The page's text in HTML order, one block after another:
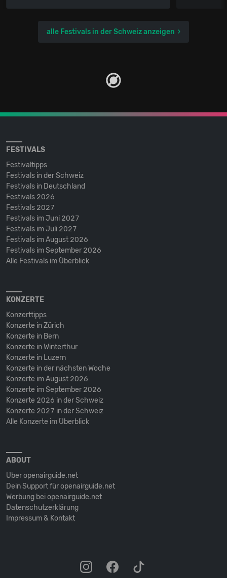
alle Festivals in der Schweiz anzeigen
FESTIVALS
Festivaltipps
Festivals in der Schweiz
Festivals in Deutschland
Festivals 2026
Festivals 2027
Festivals im Juni 2027
Festivals im Juli 2027
Festivals im August 2026
Festivals im September 2026
Alle Festivals im Überblick
KONZERTE
Konzerttipps
Konzerte in Zürich
Konzerte in Bern
Konzerte in Winterthur
Konzerte in Luzern
Konzerte in der nächsten Woche
Konzerte im August 2026
Konzerte im September 2026
Konzerte 2026 in der Schweiz
Konzerte 2027 in der Schweiz
Alle Konzerte im Überblick
ABOUT
Über openairguide.net
Dein Support für openairguide.net
Werbung bei openairguide.net
Datenschutz­erklärung
Impressum & Kontakt